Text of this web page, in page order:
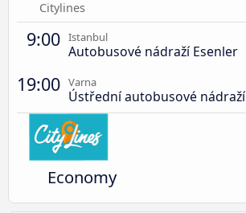
Citylines
9:00 Istanbul
Autobusové nádraží Esenler
19:00 Varna
Ústřední autobusové nádraží
Economy